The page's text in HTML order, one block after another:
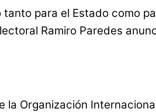
para el Estado como
Ramiro Paredes
Organización